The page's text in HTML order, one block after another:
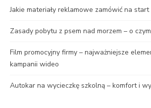
Jakie materiały reklamowe zamówić na start
Zasady pobytu z psem nad morzem – o
Film promocyjny firmy – najważniejsze
kampanii wideo
Autokar na wycieczkę szkolną – komfort i